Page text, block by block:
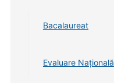
Bacalaureat
Evaluare Națională